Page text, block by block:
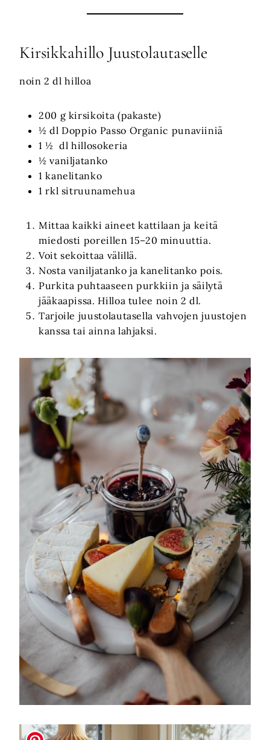
Kirsikkahillo Juustolautaselle
noin 2 dl hilloa
200 g kirsikoita (pakaste)
½ dl Doppio Passo Organic punaviiniä
1 ½ dl hillosokeria
½ vaniljatanko
1 kanelitanko
1 rkl sitruunamehua
Mittaa kaikki aineet kattilaan ja keitä
miedosti poreillen 15–20 minuuttia.
Voit sekoittaa välillä.
Nosta vaniljatanko ja kanelitanko pois.
Purkita puhtaaseen purkkiin ja säilytä
jääkaapissa. Hilloa tulee noin 2 dl.
Tarjoile juustolautasella vahvojen juustojen
kanssa tai ainna lahjaksi.